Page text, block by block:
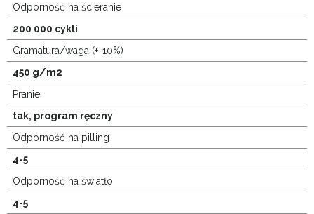
Odporność na ścieranie
200 000 cykli
Gramatura/waga (+-10%)
450 g/m2
Pranie:
tak, program ręczny
Odporność na pilling
4-5
Odporność na światło
4-5